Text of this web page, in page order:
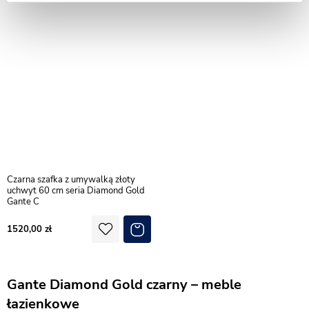
Gante Diamond Gold czarny – meble
łazienkowe
Czarna szafka z umywalką złoty
uchwyt 60 cm seria Diamond Gold
Gante C
1520,00